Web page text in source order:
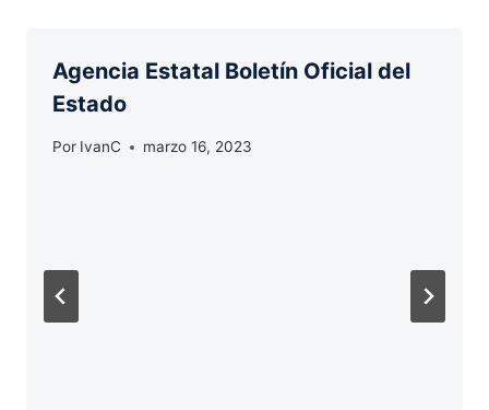
Agencia Estatal Boletín Oficial del
Estado
Por IvanC marzo 16, 2023